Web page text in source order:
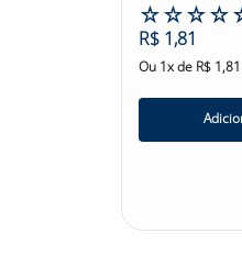
☆☆☆☆
R$ 1,81
Ou 1x de R$ 1,81